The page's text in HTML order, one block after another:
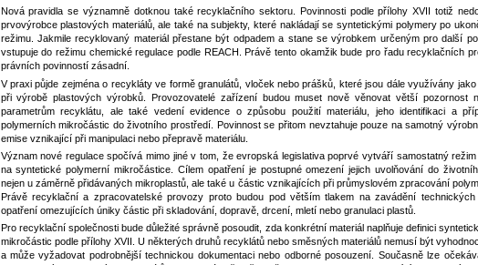
Nová pravidla se významně dotknou také recyklačního sektoru. Povinnosti podle přílohy XVII totiž
prvovýrobce plastových materiálů, ale také na subjekty, které nakládají se syntetickými polymery po
režimu. Jakmile recyklovaný materiál přestane být odpadem a stane se výrobkem určeným pro další
vstupuje do režimu chemické regulace podle REACH. Právě tento okamžik bude pro řadu recyklačních
právních povinností zásadní.
V praxi půjde zejména o recykláty ve formě granulátů, vloček nebo prášků, které jsou dále využívány
při výrobě plastových výrobků. Provozovatelé zařízení budou muset nově věnovat větší pozornost
parametrům recyklátu, ale také vedení evidence o způsobu použití materiálu, jeho identifikaci a
polymerních mikročástic do životního prostředí. Povinnost se přitom nevztahuje pouze na samotný
emise vznikající při manipulaci nebo přepravě materiálu.
Význam nové regulace spočívá mimo jiné v tom, že evropská legislativa poprvé vytváří samostatný
na syntetické polymerní mikročástice. Cílem opatření je postupné omezení jejich uvolňování do
nejen u záměrně přidávaných mikroplastů, ale také u částic vznikajících při průmyslovém zpracování
Právě recyklační a zpracovatelské provozy proto budou pod větším tlakem na zavádění
opatření omezujících úniky částic při skladování, dopravě, drcení, mletí nebo granulaci plastů.
Pro recyklační společnosti bude důležité správně posoudit, zda konkrétní materiál naplňuje definici
mikročástic podle přílohy XVII. U některých druhů recyklátů nebo směsných materiálů nemusí být
a může vyžadovat podrobnější technickou dokumentaci nebo odborné posouzení. Současně lze